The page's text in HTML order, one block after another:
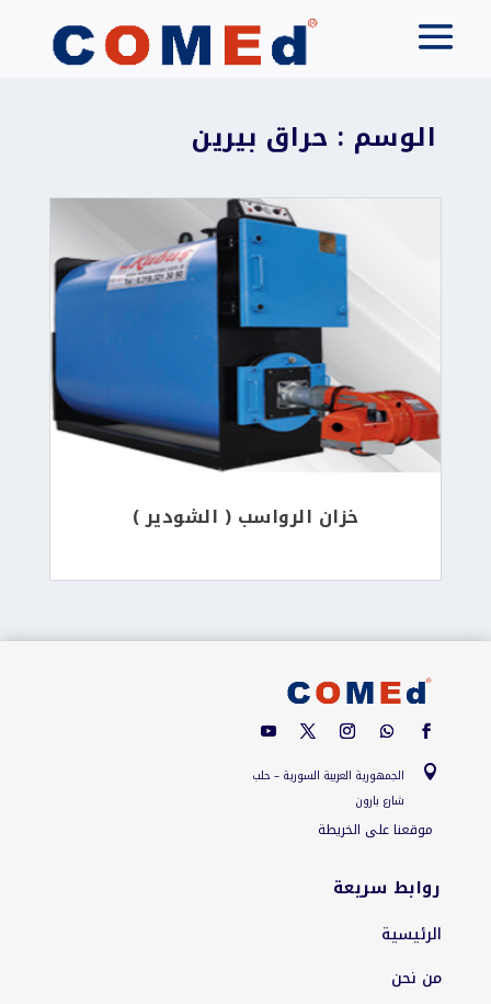
الوسم : حراق بيرين
خزان الرواسب ( الشودير )

الجمهورية العربية السورية – حلب
شارع بارون
موقعنا على الخريطة
روابط سريعة
الرئيسية
من نحن